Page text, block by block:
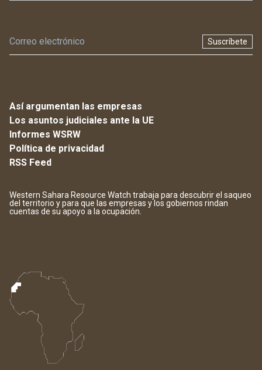
Suscríbete
Así argumentan las empresas
Los asuntos judiciales ante la UE
Informes WSRW
Política de privacidad
RSS Feed
Western Sahara Resource Watch trabaja para descubrir el saqueo
del territorio y para que las empresas y los gobiernos rindan
cuentas de su apoyo a la ocupación.